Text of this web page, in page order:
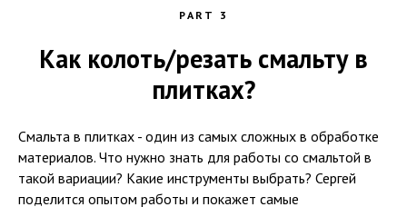
PART 3
Как колоть/резать смальту в
плитках?
Смальта в плитках - один из самых сложных в обработке
материалов. Что нужно знать для работы со смальтой в
такой вариации? Какие инструменты выбрать? Сергей
поделится опытом работы и покажет самые